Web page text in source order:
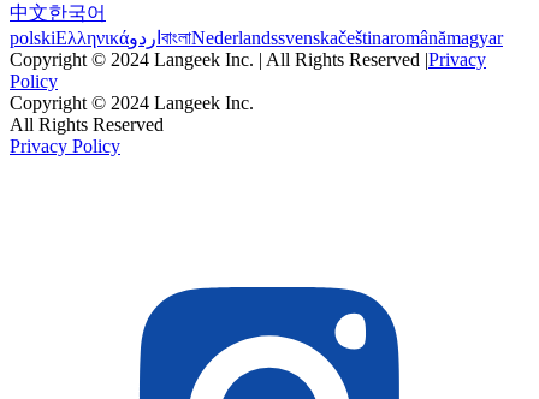
中文한국어
polskiΕλληνικάاردو বাংলাNederlandssvenskačeštinaromânămagyar
Copyright © 2024 Langeek Inc. | All Rights Reserved |Privacy
Policy
Copyright © 2024 Langeek Inc.
All Rights Reserved
Privacy Policy